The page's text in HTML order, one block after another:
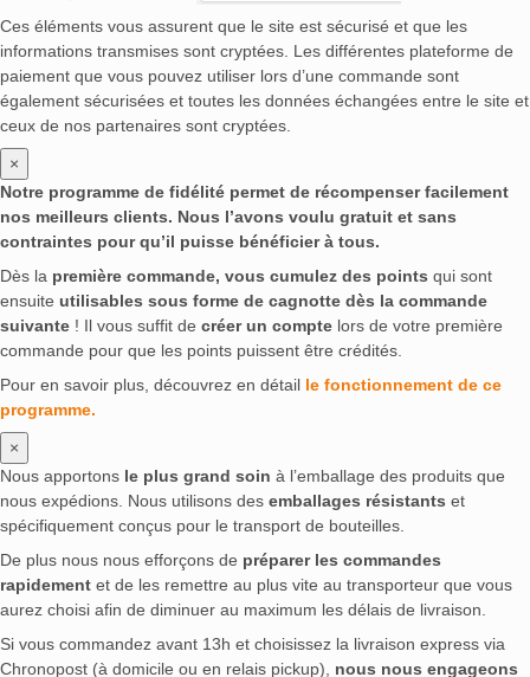
Ces éléments vous assurent que le site est sécurisé et que les
informations transmises sont cryptées. Les différentes plateforme de
paiement que vous pouvez utiliser lors d’une commande sont
également sécurisées et toutes les données échangées entre le site et
ceux de nos partenaires sont cryptées.
×
Notre programme de fidélité permet de récompenser facilement
nos meilleurs clients. Nous l’avons voulu gratuit et sans
contraintes pour qu’il puisse bénéficier à tous.
Dès la première commande, vous cumulez des points qui sont
ensuite utilisables sous forme de cagnotte dès la commande
suivante ! Il vous suffit de créer un compte lors de votre première
commande pour que les points puissent être crédités.
Pour en savoir plus, découvrez en détail le fonctionnement de ce
programme.
×
Nous apportons le plus grand soin à l’emballage des produits que
nous expédions. Nous utilisons des emballages résistants et
spécifiquement conçus pour le transport de bouteilles.
De plus nous nous efforçons de préparer les commandes
rapidement et de les remettre au plus vite au transporteur que vous
aurez choisi afin de diminuer au maximum les délais de livraison.
Si vous commandez avant 13h et choisissez la livraison express via
Chronopost (à domicile ou en relais pickup), nous nous engageons